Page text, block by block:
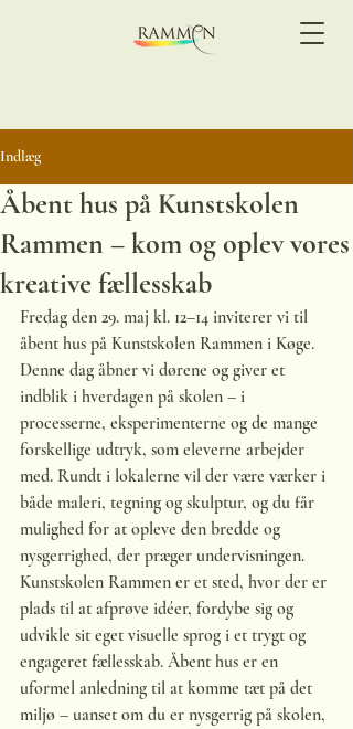
Indlæg
Åbent hus på Kunstskolen
Rammen – kom og oplev vores
kreative fællesskab
Fredag den 29. maj kl. 12–14 inviterer vi til
åbent hus på Kunstskolen Rammen i Køge.
Denne dag åbner vi dørene og giver et
indblik i hverdagen på skolen – i
processerne, eksperimenterne og de mange
forskellige udtryk, som eleverne arbejder
med. Rundt i lokalerne vil der være værker i
både maleri, tegning og skulptur, og du får
mulighed for at opleve den bredde og
nysgerrighed, der præger undervisningen.
Kunstskolen Rammen er et sted, hvor der er
plads til at afprøve idéer, fordybe sig og
udvikle sit eget visuelle sprog i et trygt og
engageret fællesskab. Åbent hus er en
uformel anledning til at komme tæt på det
miljø – uanset om du er nysgerrig på skolen,